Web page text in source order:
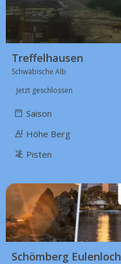
Treffelhausen
Schwäbische Alb
Jetzt geschlossen
Saison
Höhe Berg
Pisten
Schömberg Eulenloch